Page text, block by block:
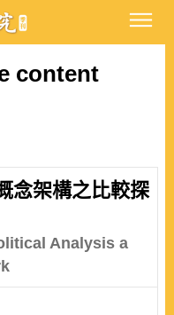
content
念架構之比較探
Analysis a